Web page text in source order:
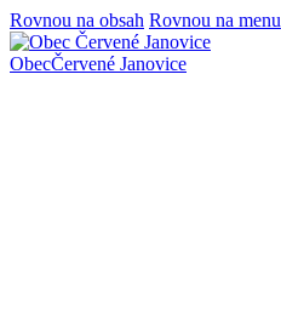
Rovnou na obsah Rovnou na menu
ObecČervené Janovice